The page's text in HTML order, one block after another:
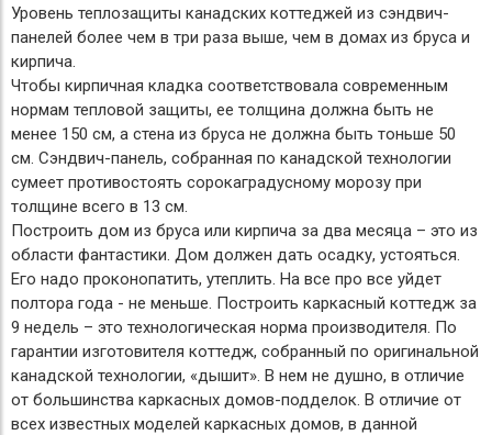
Уровень теплозащиты канадских коттеджей из сэндвич-
панелей более чем в три раза выше, чем в домах из бруса и
кирпича.
Чтобы кирпичная кладка соответствовала современным
нормам тепловой защиты, ее толщина должна быть не
менее 150 см, а стена из бруса не должна быть тоньше 50
см. Сэндвич-панель, собранная по канадской технологии
сумеет противостоять сорокаградусному морозу при
толщине всего в 13 см.
Построить дом из бруса или кирпича за два месяца – это из
области фантастики. Дом должен дать осадку, устояться.
Его надо проконопатить, утеплить. На все про все уйдет
полтора года - не меньше. Построить каркасный коттедж за
9 недель – это технологическая норма производителя. По
гарантии изготовителя коттедж, собранный по оригинальной
канадской технологии, «дышит». В нем не душно, в отличие
от большинства каркасных домов-подделок. В отличие от
всех известных моделей каркасных домов, в данной